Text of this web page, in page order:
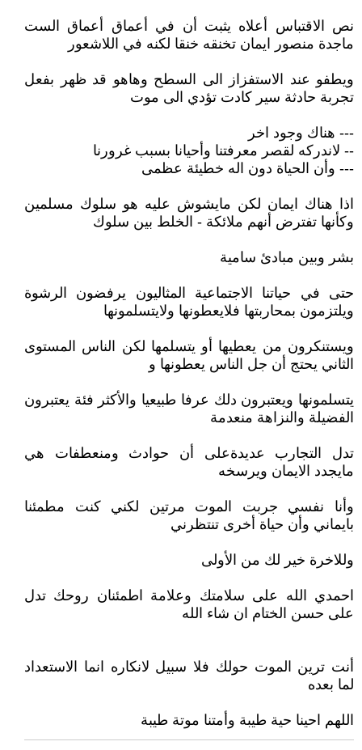
نص الاقتباس أعلاه يثبت أن في أعماق أعماق الست
ماجدة منصور ايمان تخنقه خنقا لكنه في اللاشعور
ويطفو عند الاستفزاز الى السطح وهاهو قد ظهر بفعل
تجربة حادثة سير كادت تؤدي الى موت
--- هناك وجود اخر
-- لاندركه لقصر معرفتنا وأحيانا بسبب غرورنا
--- وأن الحياة دون اله خطيئة عظمى
اذا هناك ايمان لكن مايشوش عليه هو سلوك مسلمين
وكأنها تفترض أنهم ملائكة - الخلط بين سلوك
بشر وبين مبادئ سامية
حتى في حياتنا الاجتماعية المثاليون يرفضون الرشوة
ويلتزمون بمحاربتها فلايعطونها ولايتسلمونها
ويستنكرون من يعطيها أو يتسلمها لكن الناس المستوى
الثاني يحتج أن جل الناس يعطونها و
يتسلمونها ويعتبرون دلك عرفا طبيعيا والأكثر فئة يعتبرون
الفضيلة والنزاهة منعدمة
تدل التجارب عديدةعلى أن حوادث ومنعطفات هي
مايجدد الايمان ويرسخه
وأنا نفسي جربت الموت مرتين لكني كنت مطمئنا
بايماني وأن حياة أخرى تنتظرني
وللاخرة خير لك من الأولى
احمدي الله على سلامتك وعلامة اطمئنان روحك تدل
على حسن الختام ان شاء الله
أنت ترين الموت حولك فلا سبيل لانكاره انما الاستعداد
لما بعده
اللهم احينا حية طيبة وأمتنا موتة طيبة